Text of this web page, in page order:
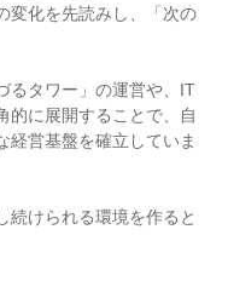
変化を先読みし、「次の
るタワー」の運営や、IT
的に展開することで、自
経営基盤を確立していま
続けられる環境を作ると